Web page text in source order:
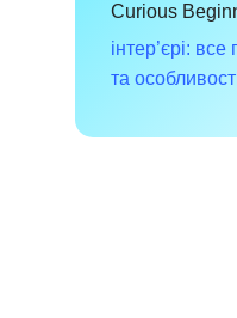
Curious
інтер’єрі:
та